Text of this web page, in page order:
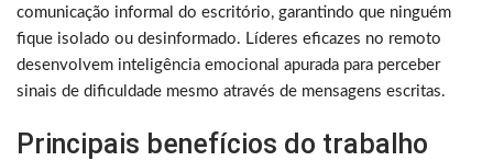
comunicação informal do escritório, garantindo que ninguém
fique isolado ou desinformado. Líderes eficazes no remoto
desenvolvem inteligência emocional apurada para perceber
sinais de dificuldade mesmo através de mensagens escritas.
Principais benefícios do trabalho